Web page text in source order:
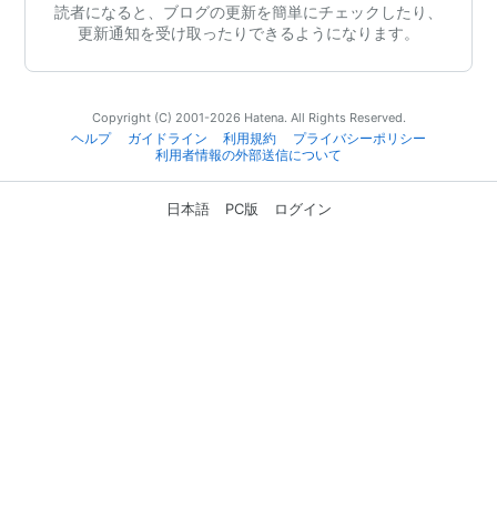
読者になると、ブログの更新を簡単にチェックしたり、
更新通知を受け取ったりできるようになります。
Copyright (C) 2001-2026 Hatena. All Rights Reserved.
ヘルプ
ガイドライン 利用規約
プライバシーポリシー
利用者情報の外部送信について
日本語 PC版 ログイン